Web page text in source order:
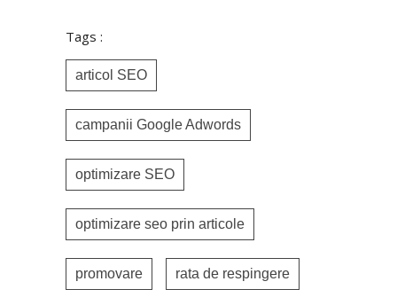
Tags :
articol SEO
campanii Google Adwords
optimizare SEO
optimizare seo prin articole
promovare rata de respingere